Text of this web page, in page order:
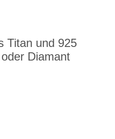
Titan und 925
Diamant